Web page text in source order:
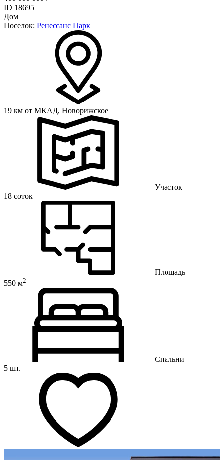
ID 18695
Дом
Поселок: Ренессанс Парк
19 км от МКАД, Новорижское
Участок
18 соток
Площадь
550 м2
Спальни
5 шт.